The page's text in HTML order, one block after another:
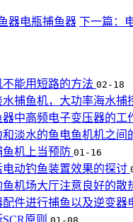
器电瓶捕鱼器 下一篇：
能用短路的方法 02-18
水捕鱼机，大功率海水捕
中高频电子变压器的工
淡水的鱼电鱼机机之间
鱼机上当预防 01-16
动钓鱼装置效果的探讨
机场大厅注意良好的散
配件进行捕鱼以及逆变器
原则